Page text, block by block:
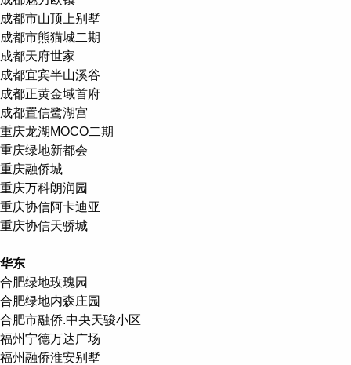
成都市山顶上别墅
成都市熊猫城二期
成都天府世家
成都宜宾半山溪谷
成都正黄金域首府
成都置信鹭湖宫
重庆龙湖MOCO二期
重庆绿地新都会
重庆融侨城
重庆万科朗润园
重庆协信阿卡迪亚
重庆协信天骄城
华东
合肥绿地玫瑰园
合肥绿地内森庄园
合肥市融侨.中央天骏小区
福州宁德万达广场
福州融侨淮安别墅